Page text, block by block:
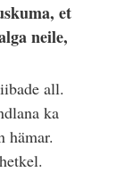
et
neile,
all.
ka
hämar.